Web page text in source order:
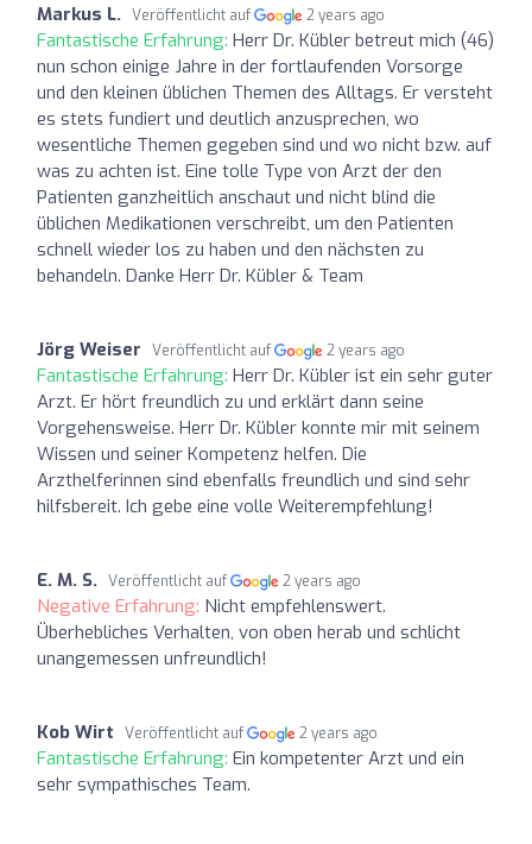
Markus L. Veröffentlicht auf 2 years ago
Fantastische Erfahrung: Herr Dr. Kübler betreut mich (46)
nun schon einige Jahre in der fortlaufenden Vorsorge
und den kleinen üblichen Themen des Alltags. Er versteht
es stets fundiert und deutlich anzusprechen, wo
wesentliche Themen gegeben sind und wo nicht bzw. auf
was zu achten ist. Eine tolle Type von Arzt der den
Patienten ganzheitlich anschaut und nicht blind die
üblichen Medikationen verschreibt, um den Patienten
schnell wieder los zu haben und den nächsten zu
behandeln. Danke Herr Dr. Kübler & Team
Jörg Weiser Veröffentlicht auf 2 years ago
Fantastische Erfahrung: Herr Dr. Kübler ist ein sehr guter
Arzt. Er hört freundlich zu und erklärt dann seine
Vorgehensweise. Herr Dr. Kübler konnte mir mit seinem
Wissen und seiner Kompetenz helfen. Die
Arzthelferinnen sind ebenfalls freundlich und sind sehr
hilfsbereit. Ich gebe eine volle Weiterempfehlung!
E. M. S. Veröffentlicht auf 2 years ago
Negative Erfahrung: Nicht empfehlenswert.
Überhebliches Verhalten, von oben herab und schlicht
unangemessen unfreundlich!
Kob Wirt Veröffentlicht auf 2 years ago
Fantastische Erfahrung: Ein kompetenter Arzt und ein
sehr sympathisches Team.